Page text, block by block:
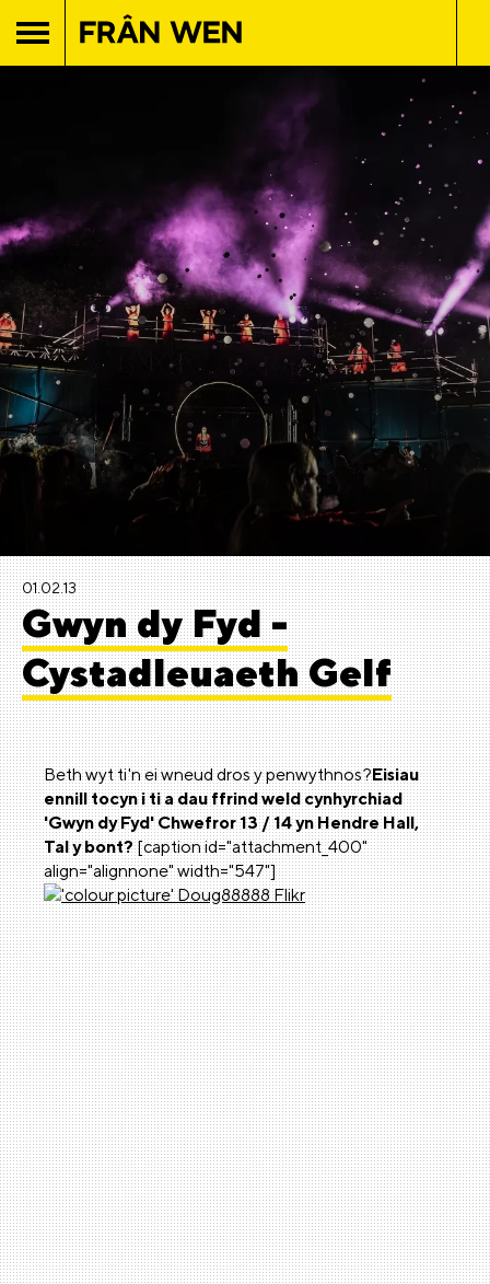
01.02.13
Gwyn dy Fyd -
Cystadleuaeth Gelf
Beth wyt ti'n ei wneud dros y penwythnos?Eisiau
ennill tocyn i ti a dau ffrind weld cynhyrchiad
'Gwyn dy Fyd' Chwefror 13 / 14 yn Hendre Hall,
Tal y bont?[caption id="attachment_400"
align="alignnone" width="547"]